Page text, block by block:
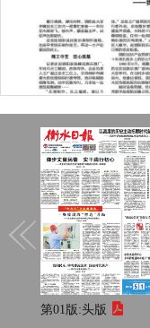
第01版:头版